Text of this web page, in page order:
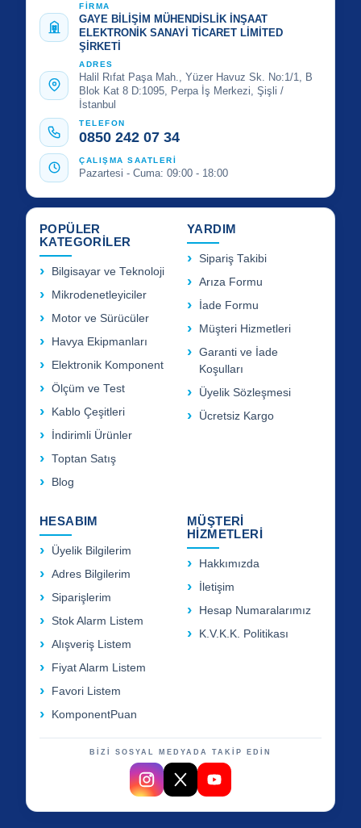
FİRMA
GAYE BİLİŞİM MÜHENDİSLİK İNŞAAT
ELEKTRONİK SANAYİ TİCARET LİMİTED
ŞİRKETİ
ADRES
Halil Rıfat Paşa Mah., Yüzer Havuz Sk. No:1/1, B
Blok Kat 8 D:1095, Perpa İş Merkezi, Şişli /
İstanbul
TELEFON
0850 242 07 34
ÇALIŞMA SAATLERİ
Pazartesi - Cuma: 09:00 - 18:00
POPÜLER
KATEGORİLER
Bilgisayar ve Teknoloji
Mikrodenetleyiciler
Motor ve Sürücüler
Havya Ekipmanları
Elektronik Komponent
Ölçüm ve Test
Kablo Çeşitleri
İndirimli Ürünler
Toptan Satış
Blog
YARDIM
Sipariş Takibi
Arıza Formu
İade Formu
Müşteri Hizmetleri
Garanti ve İade
Koşulları
Üyelik Sözleşmesi
Ücretsiz Kargo
HESABIM
Üyelik Bilgilerim
Adres Bilgilerim
Siparişlerim
Stok Alarm Listem
Alışveriş Listem
Fiyat Alarm Listem
Favori Listem
KomponentPuan
MÜŞTERİ
HİZMETLERİ
Hakkımızda
İletişim
Hesap Numaralarımız
K.V.K.K. Politikası
BİZİ SOSYAL MEDYADA TAKİP EDİN